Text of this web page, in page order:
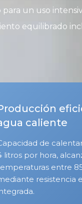
un uso
equilibrado
caliente
de
litros por hora,
entre 85
resistencia